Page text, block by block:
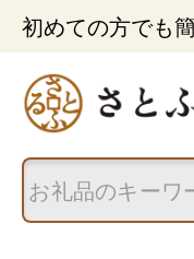
初めての方でも